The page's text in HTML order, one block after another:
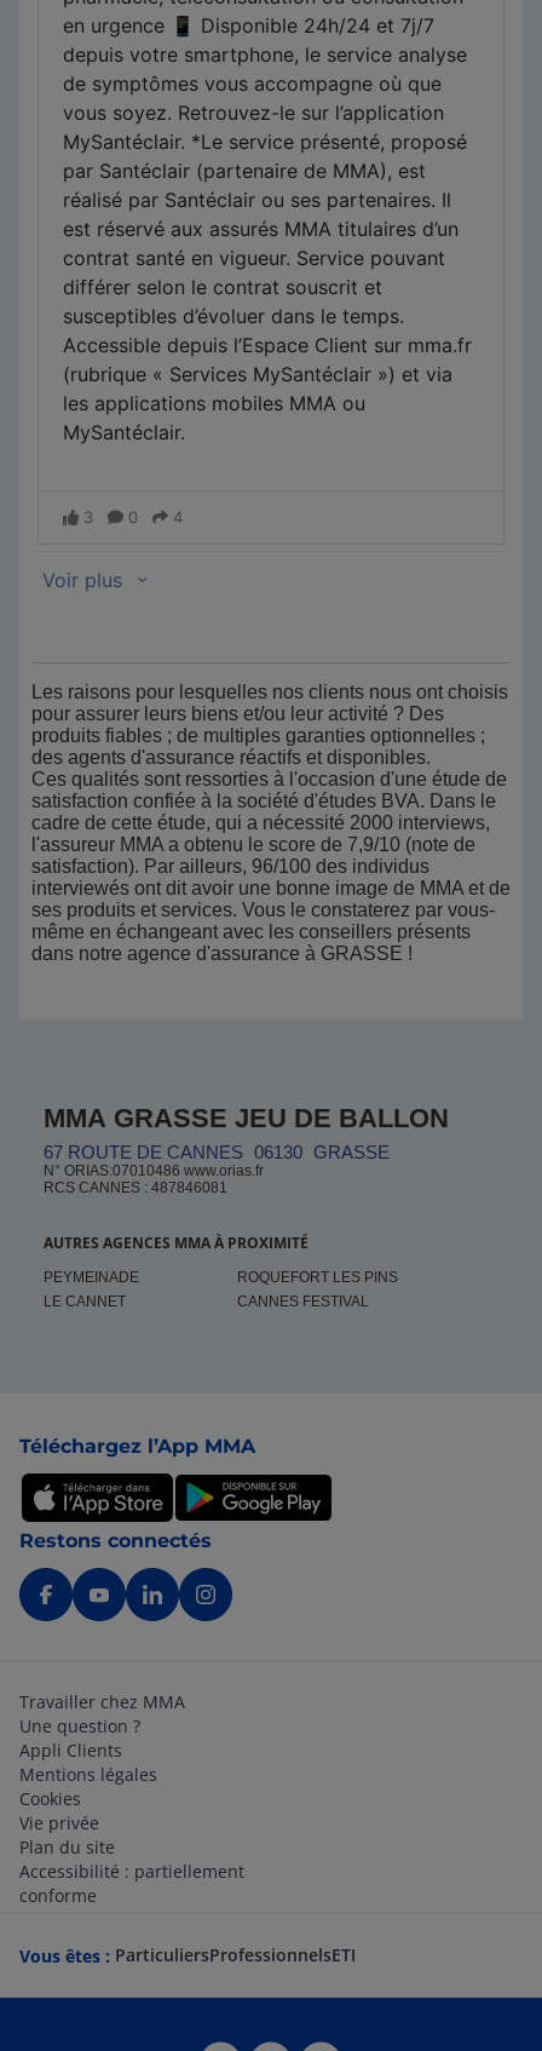
Les raisons pour lesquelles nos clients nous ont choisis
pour assurer leurs biens et/ou leur activité ? Des
produits fiables ; de multiples garanties optionnelles ;
des agents d'assurance réactifs et disponibles.
Ces qualités sont ressorties à l'occasion d'une étude de
satisfaction confiée à la société d'études BVA. Dans le
cadre de cette étude, qui a nécessité 2000 interviews,
l'assureur MMA a obtenu le score de 7,9/10 (note de
satisfaction). Par ailleurs, 96/100 des individus
interviewés ont dit avoir une bonne image de MMA et de
ses produits et services. Vous le constaterez par vous-
même en échangeant avec les conseillers présents
dans notre agence d'assurance à GRASSE !
MMA GRASSE JEU DE BALLON
67 ROUTE DE CANNES 06130 GRASSE
N° ORIAS:07010486 www.orias.fr
RCS CANNES : 487846081
AUTRES AGENCES MMA À PROXIMITÉ
PEYMEINADE
ROQUEFORT LES PINS
LE CANNET
CANNES FESTIVAL
Téléchargez l’App MMA
Restons connectés
Travailler chez MMA
Une question ?
Appli Clients
Mentions légales
Cookies
Vie privée
Plan du site
Accessibilité : partiellement
conforme
Vous êtes : ParticuliersProfessionnelsETI